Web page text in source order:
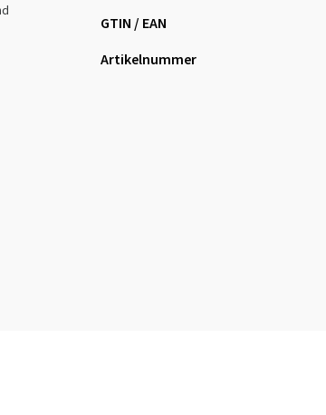
GTIN / EAN
Artikelnummer